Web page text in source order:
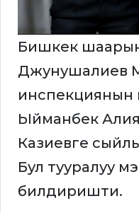
Бишкек
Джунушалиев
инспекциянын
Ыйманбек
Казиевге
Бул тууралуу
билдиришти.